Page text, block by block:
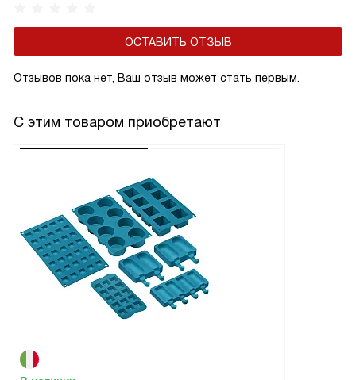
ОСТАВИТЬ ОТЗЫВ
Отзывов пока нет, Ваш отзыв может стать первым.
С этим товаром приобретают